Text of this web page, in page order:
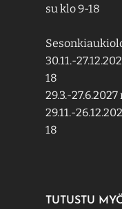
su klo 9-18
30.11.-
18
29.3.-
29.11.-
18
TUTUSTU